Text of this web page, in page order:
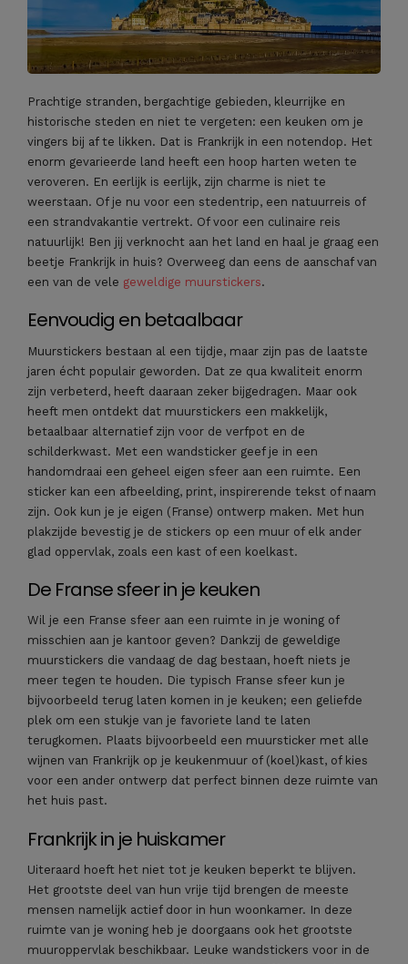
Prachtige stranden, bergachtige gebieden, kleurrijke en
historische steden en niet te vergeten: een keuken om je
vingers bij af te likken. Dat is Frankrijk in een notendop. Het
enorm gevarieerde land heeft een hoop harten weten te
veroveren. En eerlijk is eerlijk, zijn charme is niet te
weerstaan. Of je nu voor een stedentrip, een natuurreis of
een strandvakantie vertrekt. Of voor een culinaire reis
natuurlijk! Ben jij verknocht aan het land en haal je graag een
beetje Frankrijk in huis? Overweeg dan eens de aanschaf van
een van de vele geweldige muurstickers.
Eenvoudig en betaalbaar
Muurstickers bestaan al een tijdje, maar zijn pas de laatste
jaren écht populair geworden. Dat ze qua kwaliteit enorm
zijn verbeterd, heeft daaraan zeker bijgedragen. Maar ook
heeft men ontdekt dat muurstickers een makkelijk,
betaalbaar alternatief zijn voor de verfpot en de
schilderkwast. Met een wandsticker geef je in een
handomdraai een geheel eigen sfeer aan een ruimte. Een
sticker kan een afbeelding, print, inspirerende tekst of naam
zijn. Ook kun je je eigen (Franse) ontwerp maken. Met hun
plakzijde bevestig je de stickers op een muur of elk ander
glad oppervlak, zoals een kast of een koelkast.
De Franse sfeer in je keuken
Wil je een Franse sfeer aan een ruimte in je woning of
misschien aan je kantoor geven? Dankzij de geweldige
muurstickers die vandaag de dag bestaan, hoeft niets je
meer tegen te houden. Die typisch Franse sfeer kun je
bijvoorbeeld terug laten komen in je keuken; een geliefde
plek om een stukje van je favoriete land te laten
terugkomen. Plaats bijvoorbeeld een muursticker met alle
wijnen van Frankrijk op je keukenmuur of (koel)kast, of kies
voor een ander ontwerp dat perfect binnen deze ruimte van
het huis past.
Frankrijk in je huiskamer
Uiteraard hoeft het niet tot je keuken beperkt te blijven.
Het grootste deel van hun vrije tijd brengen de meeste
mensen namelijk actief door in hun woonkamer. In deze
ruimte van je woning heb je doorgaans ook het grootste
muuroppervlak beschikbaar. Leuke wandstickers voor in de